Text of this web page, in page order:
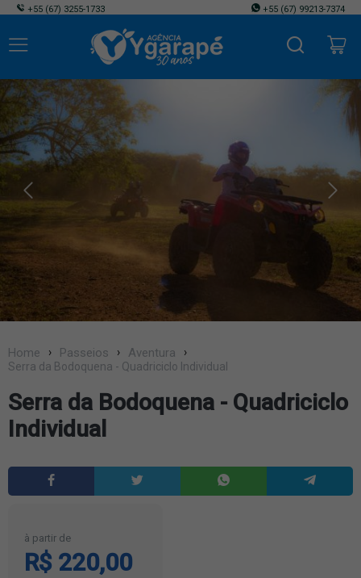
+55 (67) 3255-1733 +55 (67) 99213-7374
Home Passeios Aventura
Serra da Bodoquena - Quadriciclo Individual
Serra da Bodoquena - Quadriciclo
Individual
à partir de
R$ 220,00